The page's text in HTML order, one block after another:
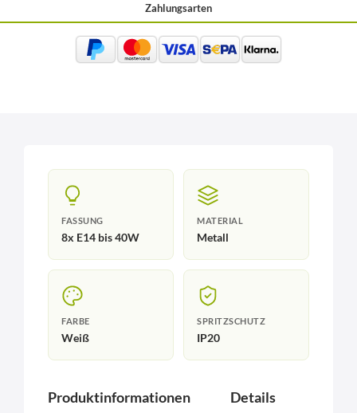
Zahlungsarten
FASSUNG
8x E14 bis 40W
MATERIAL
Metall
FARBE
Weiß
SPRITZSCHUTZ
IP20
Produktinformationen Details